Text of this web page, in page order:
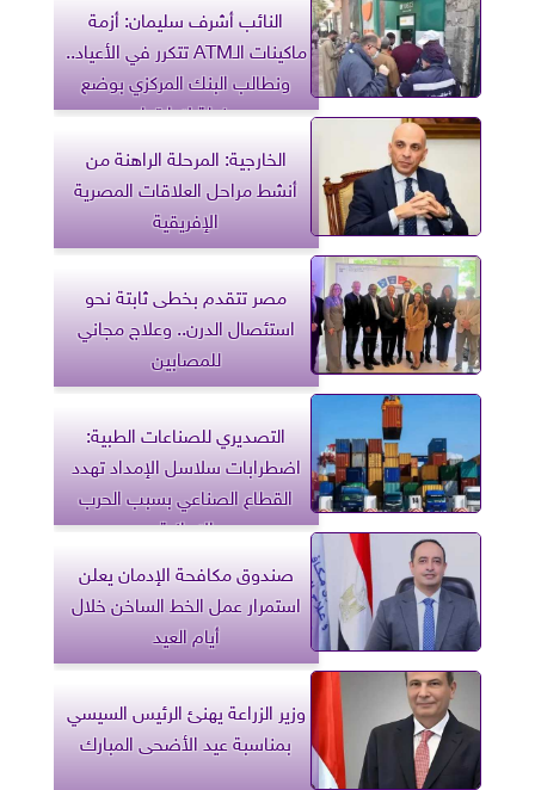
النائب أشرف سليمان: أزمة
ماكينات الـATM تتكرر في الأعياد..
ونطالب البنك المركزي بوضع
خطة لإدارتها
الخارجية: المرحلة الراهنة من
أنشط مراحل العلاقات المصرية
الإفريقية
مصر تتقدم بخطى ثابتة نحو
استئصال الدرن.. وعلاج مجاني
للمصابين
التصديري للصناعات الطبية:
اضطرابات سلاسل الإمداد تهدد
القطاع الصناعي بسبب الحرب
الإيرانية
صندوق مكافحة الإدمان يعلن
استمرار عمل الخط الساخن خلال
أيام العيد
وزير الزراعة يهنئ الرئيس السيسي
بمناسبة عيد الأضحى المبارك